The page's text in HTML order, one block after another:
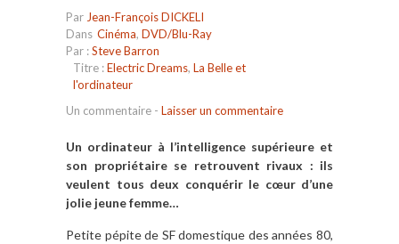
Par Jean-François DICKELI
Dans Cinéma, DVD/Blu-Ray
Par :Steve Barron
Titre :Electric Dreams, La Belle et
l'ordinateur
Un commentaire - Laisser un commentaire
Un ordinateur à l’intelligence supérieure et
son propriétaire se retrouvent rivaux : ils
veulent tous deux conquérir le cœur d’une
jolie jeune femme…
Petite pépite de SF domestique des années 80,